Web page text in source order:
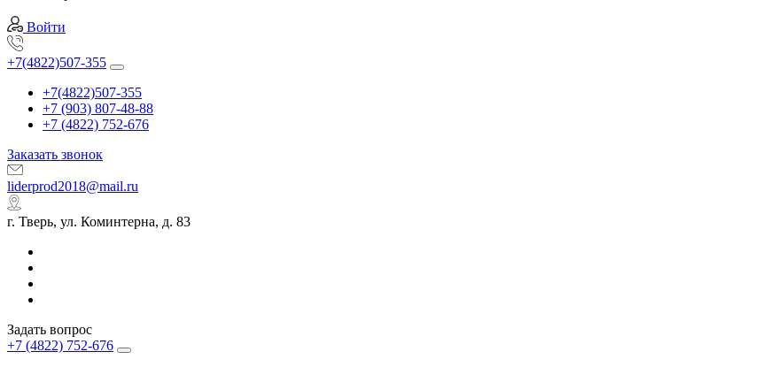
Войти
+7(4822)507-355
+7(4822)507-355
+7 (903) 807-48-88
+7 (4822) 752-676
Заказать звонок
liderprod2018@mail.ru
г. Тверь, ул. Коминтерна, д. 83
Задать вопрос
+7 (4822) 752-676